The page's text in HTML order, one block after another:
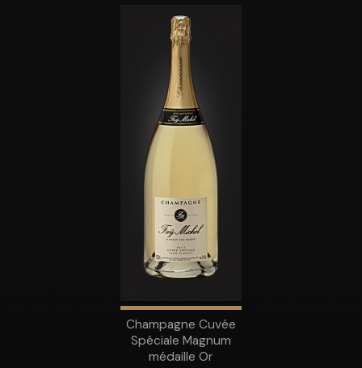
Champagne Cuvée
Spéciale Magnum
médaille Or